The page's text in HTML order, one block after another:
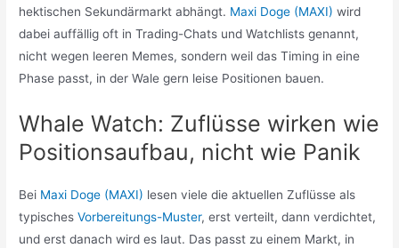
hektischen Sekundärmarkt abhängt. Maxi Doge (MAXI) wird
dabei auffällig oft in Trading-Chats und Watchlists genannt,
nicht wegen leeren Memes, sondern weil das Timing in eine
Phase passt, in der Wale gern leise Positionen bauen.
Whale Watch: Zuflüsse wirken wie
Positionsaufbau, nicht wie Panik
Bei Maxi Doge (MAXI) lesen viele die aktuellen Zuflüsse als
typischesVorbereitungs-Muster, erst verteilt, dann verdichtet,
und erst danach wird es laut. Das passt zu einem Markt, in